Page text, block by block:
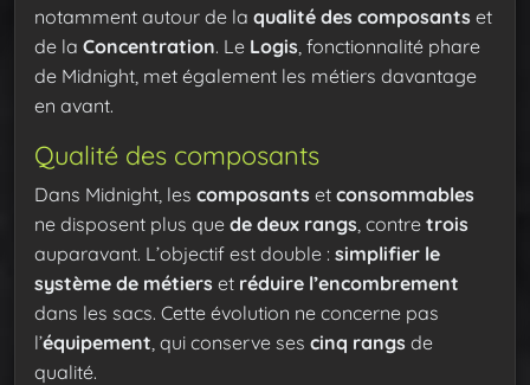
notamment autour de la qualité des composants et
de la Concentration. Le Logis , fonctionnalité phare
de Midnight, met également les métiers davantage
en avant.
Qualité des composants
Dans Midnight, les composants et consommables
ne disposent plus que de deux rangs , contre trois
auparavant. L’objectif est double : simplifier le
système de métiers et réduire l’encombrement
dans les sacs. Cette évolution ne concerne pas
l’équipement , qui conserve ses cinq rangs de
qualité.